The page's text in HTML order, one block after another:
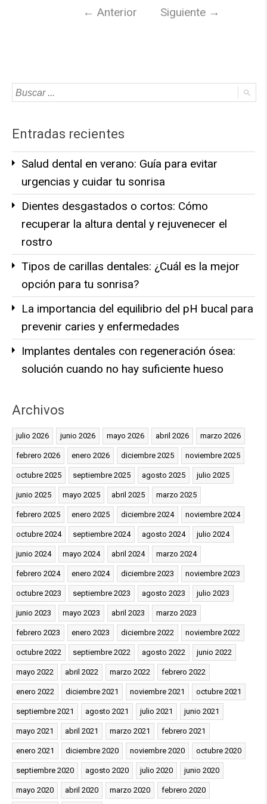
← Anterior Siguiente →
Entradas recientes
Salud dental en verano: Guía para evitar
urgencias y cuidar tu sonrisa
Dientes desgastados o cortos: Cómo
recuperar la altura dental y rejuvenecer el
rostro
Tipos de carillas dentales: ¿Cuál es la mejor
opción para tu sonrisa?
La importancia del equilibrio del pH bucal para
prevenir caries y enfermedades
Implantes dentales con regeneración ósea:
solución cuando no hay suficiente hueso
Archivos
julio 2026 junio 2026 mayo 2026 abril 2026 marzo 2026
febrero 2026 enero 2026 diciembre 2025 noviembre 2025
octubre 2025 septiembre 2025 agosto 2025 julio 2025
junio 2025 mayo 2025 abril 2025 marzo 2025
febrero 2025 enero 2025 diciembre 2024 noviembre 2024
octubre 2024 septiembre 2024 agosto 2024 julio 2024
junio 2024 mayo 2024 abril 2024 marzo 2024
febrero 2024 enero 2024 diciembre 2023 noviembre 2023
octubre 2023 septiembre 2023 agosto 2023 julio 2023
junio 2023 mayo 2023 abril 2023 marzo 2023
febrero 2023 enero 2023 diciembre 2022 noviembre 2022
octubre 2022 septiembre 2022 agosto 2022 junio 2022
mayo 2022 abril 2022 marzo 2022 febrero 2022
enero 2022 diciembre 2021 noviembre 2021 octubre 2021
septiembre 2021 agosto 2021 julio 2021 junio 2021
mayo 2021 abril 2021 marzo 2021 febrero 2021
enero 2021 diciembre 2020 noviembre 2020 octubre 2020
septiembre 2020 agosto 2020 julio 2020 junio 2020
mayo 2020 abril 2020 marzo 2020 febrero 2020